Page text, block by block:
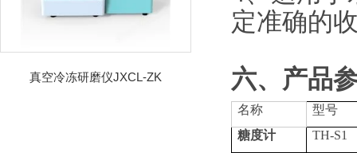
真空冷冻研磨仪JXCL-ZK
定准确的
六、产品
名称
型号
糖度计
TH-S1